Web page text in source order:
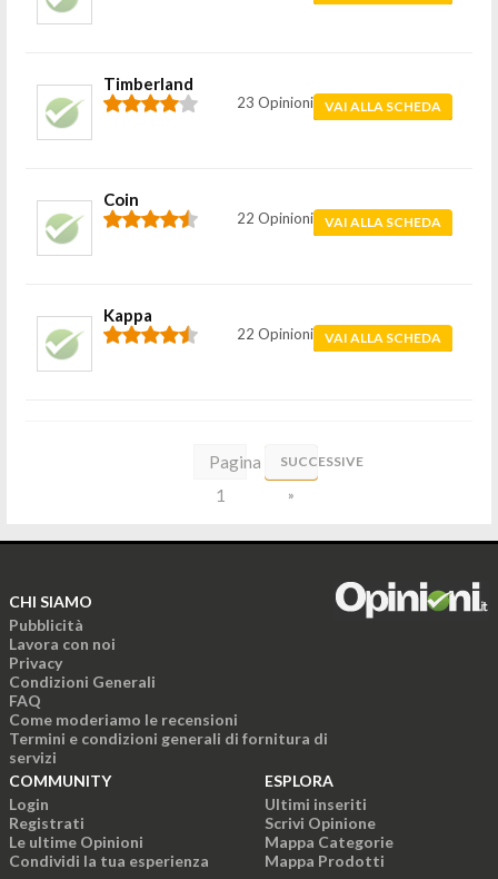
Timberland
23 Opinioni VAI ALLA SCHEDA
Coin
22 Opinioni VAI ALLA SCHEDA
Kappa
22 Opinioni VAI ALLA SCHEDA
Pagina
1
SUCCESSIVE
»
CHI SIAMO
Pubblicità
Lavora con noi
Privacy
Condizioni Generali
FAQ
Come moderiamo le recensioni
Termini e condizioni generali di fornitura di
servizi
COMMUNITY
Login
Registrati
Le ultime Opinioni
Condividi la tua esperienza
ESPLORA
Ultimi inseriti
Scrivi Opinione
Mappa Categorie
Mappa Prodotti